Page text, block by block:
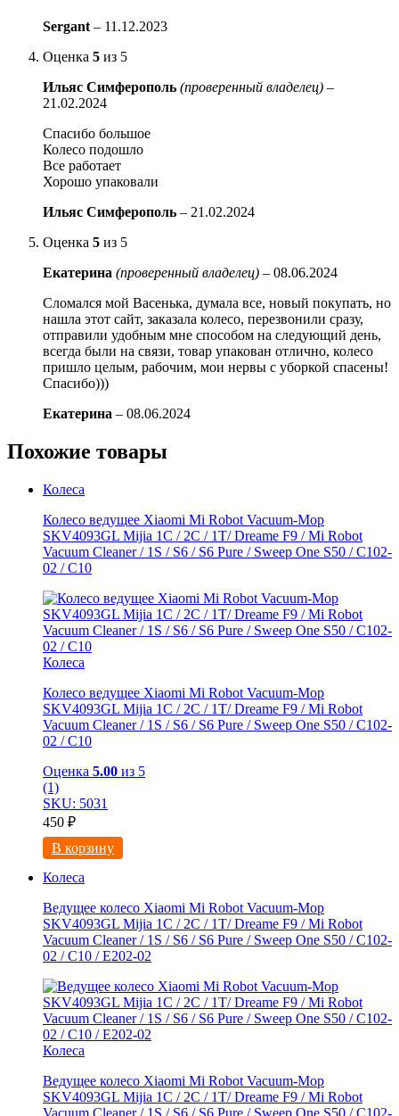
Sergant – 11.12.2023
Оценка 5 из 5
Ильяс Симферополь (проверенный владелец) –
21.02.2024
Спасибо большое
Колесо подошло
Все работает
Хорошо упаковали
Ильяс Симферополь – 21.02.2024
Оценка 5 из 5
Екатерина (проверенный владелец) – 08.06.2024
Сломался мой Васенька, думала все, новый покупать, но
нашла этот сайт, заказала колесо, перезвонили сразу,
отправили удобным мне способом на следующий день,
всегда были на связи, товар упакован отлично, колесо
пришло целым, рабочим, мои нервы с уборкой спасены!
Спасибо)))
Екатерина – 08.06.2024
Похожие товары
Колеса
Колесо ведущее Xiaomi Mi Robot Vacuum-Mop
SKV4093GL Mijia 1C / 2C / 1T/ Dreame F9 / Mi Robot
Vacuum Cleaner / 1S / S6 / S6 Pure / Sweep One S50 / C102-
02 / С10
Колеса
Колесо ведущее Xiaomi Mi Robot Vacuum-Mop
SKV4093GL Mijia 1C / 2C / 1T/ Dreame F9 / Mi Robot
Vacuum Cleaner / 1S / S6 / S6 Pure / Sweep One S50 / C102-
02 / С10
Оценка 5.00 из 5
(1)
SKU: 5031
450 ₽
В корзину
Колеса
Ведущее колесо Xiaomi Mi Robot Vacuum-Mop
SKV4093GL Mijia 1C / 2C / 1T/ Dreame F9 / Mi Robot
Vacuum Cleaner / 1S / S6 / S6 Pure / Sweep One S50 / C102-
02 / С10 / E202-02
Колеса
Ведущее колесо Xiaomi Mi Robot Vacuum-Mop
SKV4093GL Mijia 1C / 2C / 1T/ Dreame F9 / Mi Robot
Vacuum Cleaner / 1S / S6 / S6 Pure / Sweep One S50 / C102-